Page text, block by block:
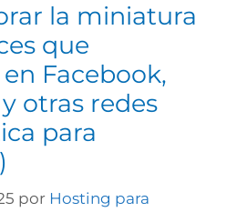
la miniatura
que
Facebook,
otras redes
para
por Hosting para